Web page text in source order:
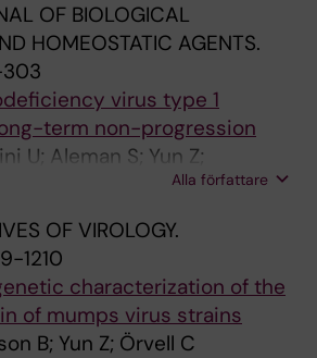
OF BIOLOGICAL
HOMEOSTATIC AGENTS.
virus type 1
term non-progression
U; Aleman S; Yun Z;
Alla författare
OF VIROLOGY.
1210
characterization of the
of mumps virus strains
B; Yun Z; Örvell C